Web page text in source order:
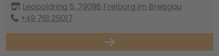
Leopoldring 5, 79098 Freiburg im Breisgau
+49 761 25017